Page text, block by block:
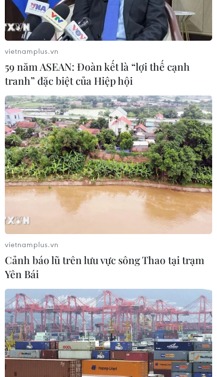
Kết quả Europa League: Liverpool, Roma,
Milan đua nhau thắng tưng bừng
07/03/2024 23:50
Liverpool, AS Roma, Marseille và AC Milan đang là
những đội bóng có lợi thế rõ ràng nhất sau những chiến
thắng tưng bừng ở lượt đi vòng 1/8 Europa League.
Premier League: Liverpool chắc ngôi đầu,
căng thẳng derby Manchester
vietnamplus.vn
59 năm ASEAN: Đoàn kết là “lợi thế cạnh
tranh” đặc biệt của Hiệp hội
vietnamplus.vn
Cảnh báo lũ trên lưu vực sông Thao tại trạm
Yên Bái